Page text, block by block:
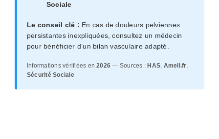
Sociale
Le conseil clé : En cas de douleurs pelviennes
persistantes inexpliquées, consultez un médecin
pour bénéficier d’un bilan vasculaire adapté.
Informations vérifiées en2026 — Sources : HAS, Ameli.fr,
Sécurité Sociale